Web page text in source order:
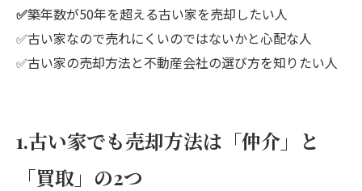
✅築年数が50年を超える古い家を売却したい人
✅古い家なので売れにくいのではないかと心配な人
✅古い家の売却方法と不動産会社の選び方を知りたい人
1.古い家でも売却方法は「仲介」と
「買取」の2つ